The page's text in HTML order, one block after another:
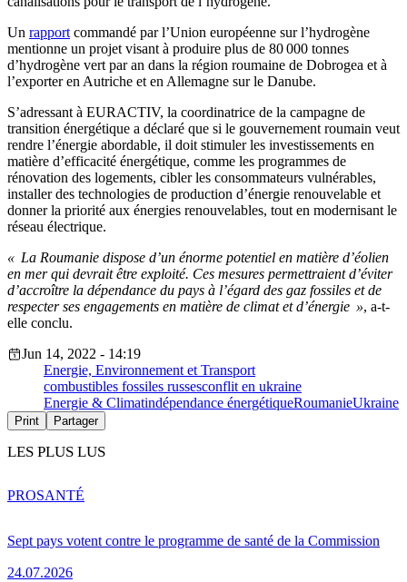
Un rapport commandé par l’Union européenne sur l’hydrogène
mentionne un projet visant à produire plus de 80 000 tonnes
d’hydrogène vert par an dans la région roumaine de Dobrogea et à
l’exporter en Autriche et en Allemagne sur le Danube.
S’adressant à EURACTIV, la coordinatrice de la campagne de
transition énergétique a déclaré que si le gouvernement roumain veut
rendre l’énergie abordable, il doit stimuler les investissements en
matière d’efficacité énergétique, comme les programmes de
rénovation des logements, cibler les consommateurs vulnérables,
installer des technologies de production d’énergie renouvelable et
donner la priorité aux énergies renouvelables, tout en modernisant le
réseau électrique.
« La Roumanie dispose d’un énorme potentiel en matière d’éolien
en mer qui devrait être exploité. Ces mesures permettraient d’éviter
d’accroître la dépendance du pays à l’égard des gaz fossiles et de
respecter ses engagements en matière de climat et d’énergie », a-t-
elle conclu.
Jun 14, 2022 - 14:19
Energie, Environnement et Transport
combustibles fossiles russesconflit en ukraine
Energie & Climatindépendance énergétiqueRoumanieUkraine
Print Partager
LES PLUS LUS
Sept pays votent contre le programme de santé de la Commission
24.07.2026
PROSANTÉ